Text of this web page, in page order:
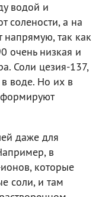
водой и
солености, а на
напрямую, так как
очень низкая и
Соли цезия-137,
воде. Но их в
даже для
в
которые
соли, и там